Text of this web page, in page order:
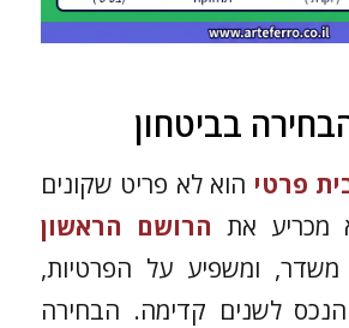
בביטחון
פרטי הוא לא פריט שקונים
מכריע את הרושם הראשון
ומשפיע על הפרטיות,
הנכס לשנים קדימה. הבחירה